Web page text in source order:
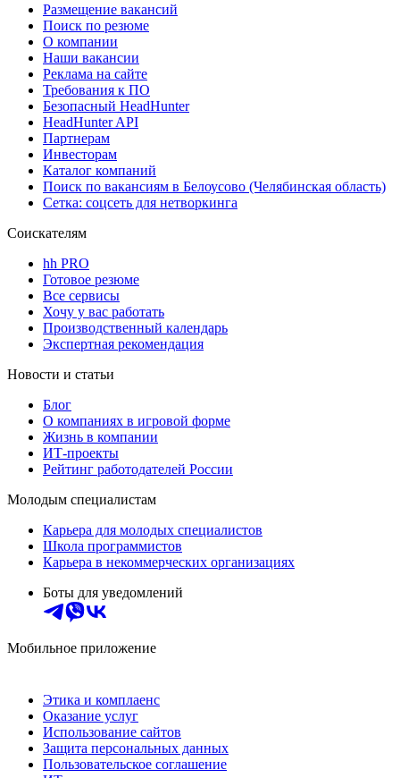
Размещение вакансий
Поиск по резюме
О компании
Наши вакансии
Реклама на сайте
Требования к ПО
Безопасный HeadHunter
HeadHunter API
Партнерам
Инвесторам
Каталог компаний
Поиск по вакансиям в Белоусово (Челябинская область)
Сетка: соцсеть для нетворкинга
Соискателям
hh PRO
Готовое резюме
Все сервисы
Хочу у вас работать
Производственный календарь
Экспертная рекомендация
Новости и статьи
Блог
О компаниях в игровой форме
Жизнь в компании
ИТ-проекты
Рейтинг работодателей России
Молодым специалистам
Карьера для молодых специалистов
Школа программистов
Карьера в некоммерческих организациях
Боты для уведомлений
Мобильное приложение
Этика и комплаенс
Оказание услуг
Использование сайтов
Защита персональных данных
Пользовательское соглашение